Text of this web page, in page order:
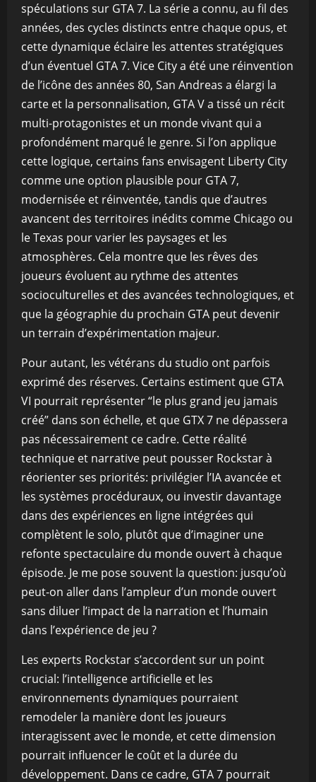
spéculations sur GTA 7. La série a connu, au fil des
années, des cycles distincts entre chaque opus, et
cette dynamique éclaire les attentes stratégiques
d’un éventuel GTA 7. Vice City a été une réinvention
de l’icône des années 80, San Andreas a élargi la
carte et la personnalisation, GTA V a tissé un récit
multi-protagonistes et un monde vivant qui a
profondément marqué le genre. Si l’on applique
cette logique, certains fans envisagent Liberty City
comme une option plausible pour GTA 7,
modernisée et réinventée, tandis que d’autres
avancent des territoires inédits comme Chicago ou
le Texas pour varier les paysages et les
atmosphères. Cela montre que les rêves des
joueurs évoluent au rythme des attentes
socioculturelles et des avancées technologiques, et
que la géographie du prochain GTA peut devenir
un terrain d’expérimentation majeur.
Pour autant, les vétérans du studio ont parfois
exprimé des réserves. Certains estiment que GTA
VI pourrait représenter “le plus grand jeu jamais
créé” dans son échelle, et que GTX 7 ne dépassera
pas nécessairement ce cadre. Cette réalité
technique et narrative peut pousser Rockstar à
réorienter ses priorités: privilégier l’IA avancée et
les systèmes procéduraux, ou investir davantage
dans des expériences en ligne intégrées qui
complètent le solo, plutôt que d’imaginer une
refonte spectaculaire du monde ouvert à chaque
épisode. Je me pose souvent la question: jusqu’où
peut-on aller dans l’ampleur d’un monde ouvert
sans diluer l’impact de la narration et l’humain
dans l’expérience de jeu ?
Les experts Rockstar s’accordent sur un point
crucial: l’intelligence artificielle et les
environnements dynamiques pourraient
remodeler la manière dont les joueurs
interagissent avec le monde, et cette dimension
pourrait influencer le coût et la durée du
développement. Dans ce cadre, GTA 7 pourrait